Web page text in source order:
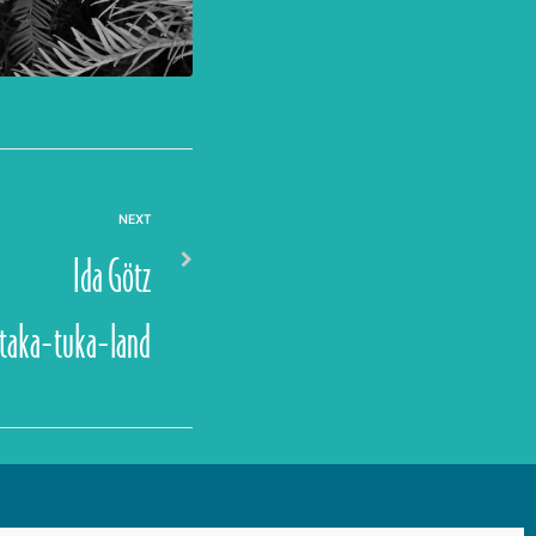
NEXT
Ida Götz
tuka-land